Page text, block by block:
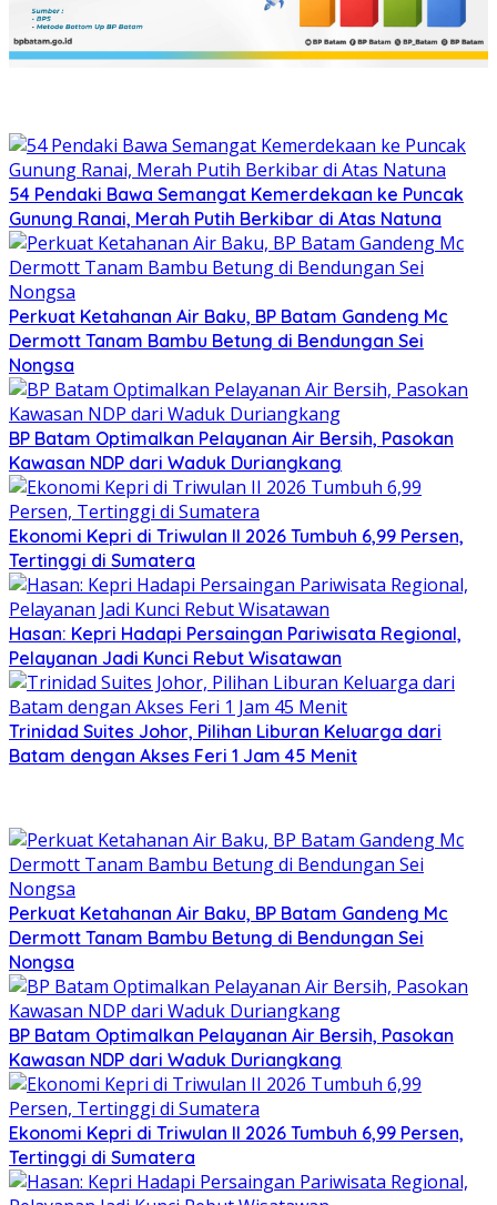
54 Pendaki Bawa Semangat Kemerdekaan ke Puncak
Gunung Ranai, Merah Putih Berkibar di Atas Natuna
Perkuat Ketahanan Air Baku, BP Batam Gandeng Mc
Dermott Tanam Bambu Betung di Bendungan Sei
Nongsa
BP Batam Optimalkan Pelayanan Air Bersih, Pasokan
Kawasan NDP dari Waduk Duriangkang
Ekonomi Kepri di Triwulan II 2026 Tumbuh 6,99 Persen,
Tertinggi di Sumatera
Hasan: Kepri Hadapi Persaingan Pariwisata Regional,
Pelayanan Jadi Kunci Rebut Wisatawan
Trinidad Suites Johor, Pilihan Liburan Keluarga dari
Batam dengan Akses Feri 1 Jam 45 Menit
Perkuat Ketahanan Air Baku, BP Batam Gandeng Mc
Dermott Tanam Bambu Betung di Bendungan Sei
Nongsa
BP Batam Optimalkan Pelayanan Air Bersih, Pasokan
Kawasan NDP dari Waduk Duriangkang
Ekonomi Kepri di Triwulan II 2026 Tumbuh 6,99 Persen,
Tertinggi di Sumatera